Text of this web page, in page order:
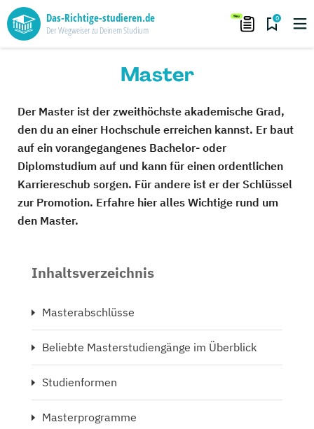
Das-Richtige-studieren.de
Der Wegweiser zu Deinem Studium
0
Master
Der Master ist der zweithöchste akademische Grad,
den du an einer Hochschule erreichen kannst. Er baut
auf ein vorangegangenes Bachelor- oder
Diplomstudium auf und kann für einen ordentlichen
Karriereschub sorgen. Für andere ist er der Schlüssel
zur Promotion. Erfahre hier alles Wichtige rund um
den Master.
Inhaltsverzeichnis
Masterabschlüsse
Beliebte Masterstudiengänge im Überblick
Studienformen
Masterprogramme